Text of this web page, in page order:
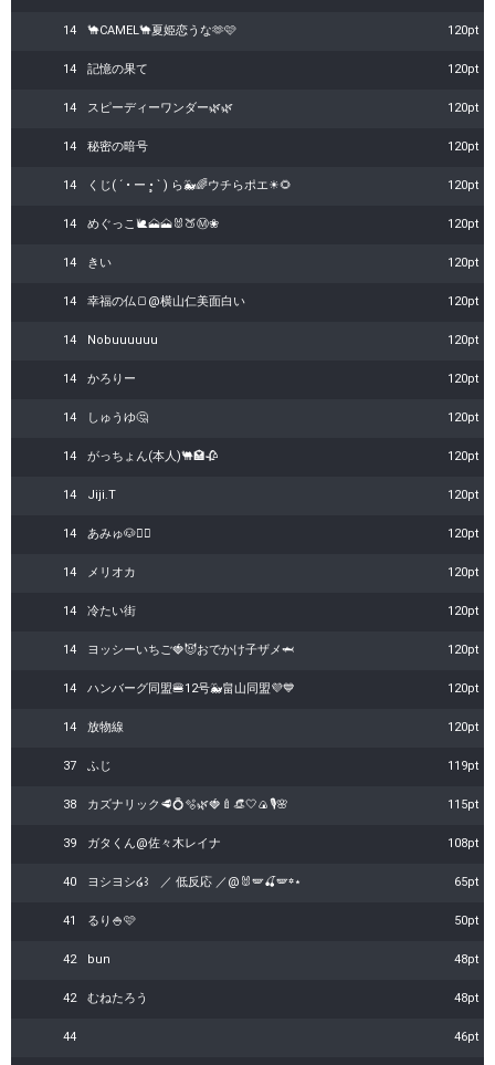
14 🐪CAMEL🐪夏姫恋うな🫶🩷 120pt
14 記憶の果て 120pt
14 スピーディーワンダー🌿🌿 120pt
14 秘密の暗号 120pt
14 くじ( ´ • ー •̥ ` ) ら🐳🌈ウチらポエ☀🌻 120pt
14 めぐっこ🐌🗻🗻🐰🍑Ⓜ️❀ 120pt
14 きい 120pt
14 幸福の仏🍞@横山仁美面白い 120pt
14 Nobuuuuuu 120pt
14 かろりー 120pt
14 しゅうゆ🤔 120pt
14 がっちょん(本人)🐫🏩🥀 120pt
14 Jiji.T 120pt
14 あみゅ🐶❤️‍🔥 120pt
14 メリオカ 120pt
14 冷たい街 120pt
14 ヨッシーいちご🍓😈おでかけ子ザメ🦈 120pt
14 ハンバーグ同盟🍔12号🐳畠山同盟💜💙 120pt
14 放物線 120pt
37 ふじ 119pt
38 カズナリック🥩💍🫧🌿🍓🍼👒🤍🍙🎙️🌸 115pt
39 ガタくん@佐々木レイナ 108pt
40 ヨシヨシ໒꒱ ／ 低反応 ／@🐰🪽🍒🪽꙳⋆ 65pt
41 るり🍚🩷 50pt
42 bun 48pt
42 むねたろう 48pt
44 46pt